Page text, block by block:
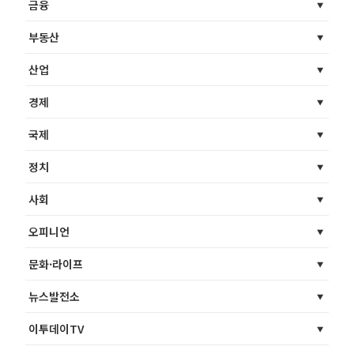
금융
부동산
산업
경제
국제
정치
사회
오피니언
문화·라이프
뉴스발전소
이투데이TV